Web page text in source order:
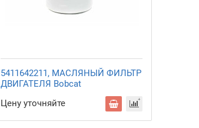
5411642211, МАСЛЯНЫЙ ФИЛЬТР
ДВИГАТЕЛЯ Bobcat
Цену уточняйте